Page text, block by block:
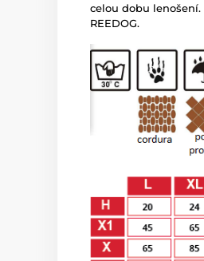
celou dobu lenošení.
REEDOG.